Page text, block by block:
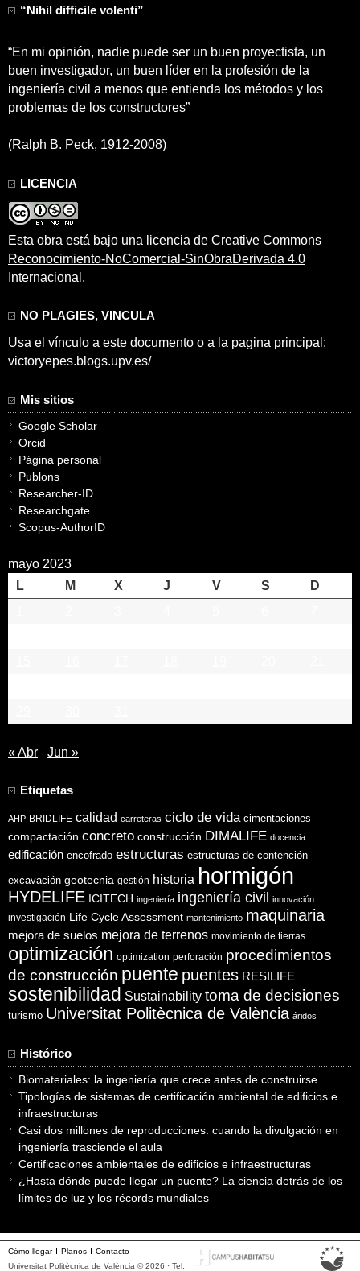
“Nihil difficile volenti”
“En mi opinión, nadie puede ser un buen proyectista, un
buen investigador, un buen líder en la profesión de la
ingeniería civil a menos que entienda los métodos y los
problemas de los constructores”
(Ralph B. Peck, 1912-2008)
LICENCIA
Esta obra está bajo una licencia de Creative Commons
Reconocimiento-NoComercial-SinObraDerivada 4.0
Internacional .
NO PLAGIES, VINCULA
Usa el vínculo a este documento o a la pagina principal:
victoryepes.blogs.upv.es/
Mis sitios
Google Scholar
Orcid
Página personal
Publons
Researcher-ID
Researchgate
Scopus-AuthorID
mayo 2023
L
M X J V S
D
« Abr Jun »
Etiquetas
AHP BRIDLIFE calidad carreteras ciclo de vida cimentaciones
compactación concreto construcción DIMALIFE docencia
edificación encofrado estructuras estructuras de contención
excavación geotecnia gestión historia hormigón
HYDELIFE ICITECH ingeniería ingeniería civil innovación
investigación Life Cycle Assessment mantenimiento maquinaria
mejora de suelos mejora de terrenos movimiento de tierras
optimización optimization perforación procedimientos
de construcción puente puentes RESILIFE
sostenibilidad Sustainability toma de decisiones
turismo Universitat Politècnica de València áridos
Histórico
Biomateriales: la ingeniería que crece antes de construirse
Tipologías de sistemas de certificación ambiental de edificios e
infraestructuras
Casi dos millones de reproducciones: cuando la divulgación en
ingeniería trasciende el aula
Certificaciones ambientales de edificios e infraestructuras
¿Hasta dónde puede llegar un puente? La ciencia detrás de los
límites de luz y los récords mundiales
Cómo llegar Planos
Contacto
Universitat Politècnica de València © 2026 · Tel.